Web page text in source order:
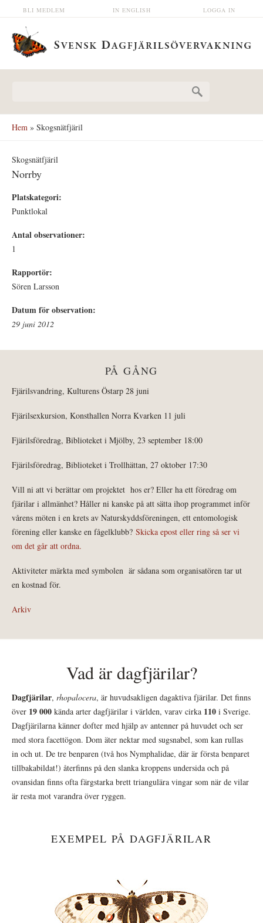
Hoppa till huvudinnehåll LOGGA IN
IN ENGLISH
BLI MEDLEM
Hem » Skogsnätfjäril
Skogsnätfjäril
Norrby
Platskategori:
Punktlokal
Antal observationer:
1
Rapportör:
Sören Larsson
Datum för observation:
29 juni 2012
PÅ GÅNG
Fjärilsvandring, Kulturens Östarp 28 juni
Fjärilsexkursion, Konsthallen Norra Kvarken 11 juli
Fjärilsföredrag, Biblioteket i Mjölby, 23 september 18:00
Fjärilsföredrag, Biblioteket i Trollhättan, 27 oktober 17:30
Vill ni att vi berättar om projektet hos er? Eller ha ett föredrag om
fjärilar i allmänhet? Håller ni kanske på att sätta ihop programmet inför
vårens möten i en krets av Naturskyddsföreningen, ett entomologisk
förening eller kanske en fågelklubb? Skicka epost eller ring så ser vi
om det går att ordna.
Aktiviteter märkta med symbolen är sådana som organisatören tar ut
en kostnad för.
Arkiv
Vad är dagfjärilar?
Dagfjärilar, rhopalocera, är huvudsakligen dagaktiva fjärilar. Det finns
över 19 000 kända arter dagfjärilar i världen, varav cirka 110 i Sverige.
Dagfjärilarna känner dofter med hjälp av antenner på huvudet och ser
med stora facettögon. Dom äter nektar med sugsnabel, som kan rullas
in och ut. De tre benparen (två hos Nymphalidae, där är första benparet
tillbakabildat!) återfinns på den slanka kroppens undersida och på
ovansidan finns ofta färgstarka brett triangulära vingar som när de vilar
är resta mot varandra över ryggen.
EXEMPEL PÅ DAGFJÄRILAR